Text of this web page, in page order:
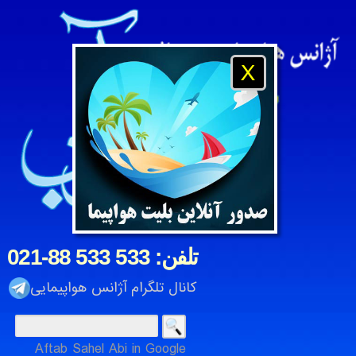
021-88 533 533 :تلفن
کانال تلگرام آژانس هواپیمایی
Aftab Sahel Abi in Google
X